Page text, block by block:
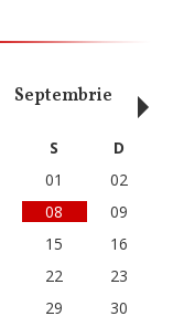
Septembrie
S
D
01
02
08
09
15
16
22
23
29
30